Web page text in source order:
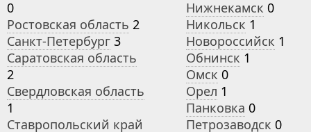
0
Ростовская область 2
Санкт-Петербург 3
Саратовская область
2
Свердловская область
1
Ставропольский край
Нижнекамск 0
Никольск 1
Новороссийск 1
Обнинск 1
Омск 0
Орел 1
Панковка 0
Петрозаводск 0